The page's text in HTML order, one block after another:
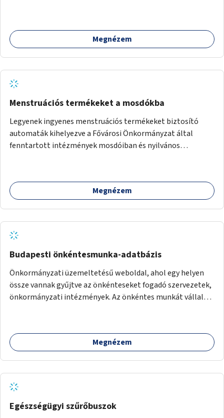
szervezetek programjainak is. Az üzemeltető pályázat
útján lesz kiválasztva.
Megnézem
Menstruációs termékeket a mosdókba
Legyenek ingyenes menstruációs termékeket biztosító
automaták kihelyezve a Fővárosi Önkormányzat által
fenntartott intézmények mosdóiban és nyilvános
Megnézem
Budapesti önkéntesmunka-adatbázis
Önkormányzati üzemeltetésű weboldal, ahol egy helyen
össze vannak gyűjtve az önkénteseket fogadó szervezetek,
önkormányzati intézmények. Az önkéntes munkát vállalók
az önkénteseket fogadó szervezetekkel. Maga az önkéntes
munka már az önkormányzattól függetlenül folyna, az
adatok naprakészen tartása.
Megnézem
Egészségügyi szűrőbuszok